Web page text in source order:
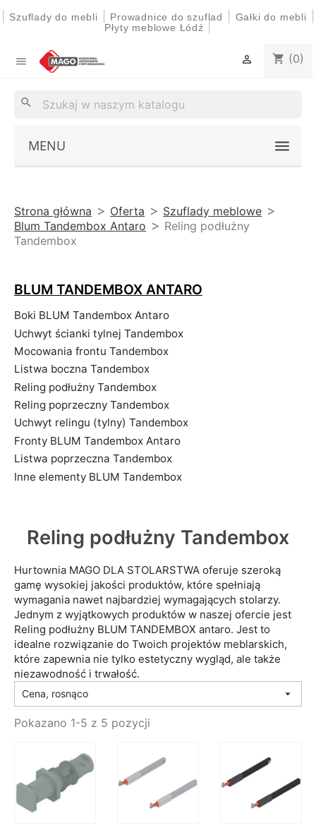
Szuflady do mebli Prowadnice do szuflad Gałki do mebli
Płyty meblowe Łódź
 shopping_cart (0)

search
MENU
Strona główna Oferta
Szuflady meblowe
Blum Tandembox Antaro
Reling podłużny
Tandembox
BLUM TANDEMBOX ANTARO
Boki BLUM Tandembox Antaro
Uchwyt ścianki tylnej Tandembox
Mocowania frontu Tandembox
Listwa boczna Tandembox
Reling podłużny Tandembox
Reling poprzeczny Tandembox
Uchwyt relingu (tylny) Tandembox
Fronty BLUM Tandembox Antaro
Listwa poprzeczna Tandembox
Inne elementy BLUM Tandembox
Reling podłużny Tandembox
Hurtownia MAGO DLA STOLARSTWA oferuje szeroką
gamę wysokiej jakości produktów, które spełniają
wymagania nawet najbardziej wymagających stolarzy.
Jednym z wyjątkowych produktów w naszej ofercie jest
Reling podłużny BLUM TANDEMBOX antaro. Jest to
idealne rozwiązanie do Twoich projektów meblarskich,
które zapewnia nie tylko estetyczny wygląd, ale także
niezawodność i trwałość.
Cena, rosnąco 
Pokazano 1-5 z 5 pozycji